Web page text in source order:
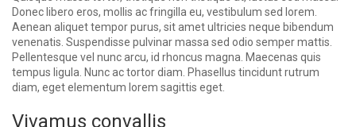
Donec libero eros, mollis ac fringilla eu, vestibulum sed lorem.
Aenean aliquet tempor purus, sit amet ultricies neque bibendum
venenatis. Suspendisse pulvinar massa sed odio semper mattis.
Pellentesque vel nunc arcu, id rhoncus magna. Maecenas quis
tempus ligula. Nunc ac tortor diam. Phasellus tincidunt rutrum
diam, eget elementum lorem sagittis eget.
Vivamus convallis